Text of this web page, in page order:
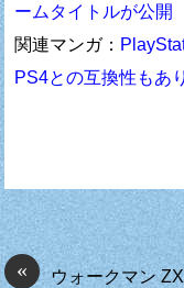
ームタイトルが公開
関連マンガ：
PS4との互換性もあり
«
ウォークマン